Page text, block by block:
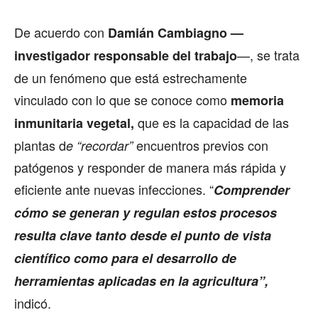
De acuerdo con Damián Cambiagno —
investigador responsable del trabajo—, se trata
de un fenómeno que está estrechamente
vinculado con lo que se conoce como memoria
inmunitaria vegetal, que es la capacidad de las
plantas de “recordar”encuentros previos con
patógenos y responder de manera más rápida y
eficiente ante nuevas infecciones. “Comprender
cómo se generan y regulan estos procesos
resulta clave tanto desde el punto de vista
científico como para el desarrollo de
herramientas aplicadas en la agricultura”,
indicó.